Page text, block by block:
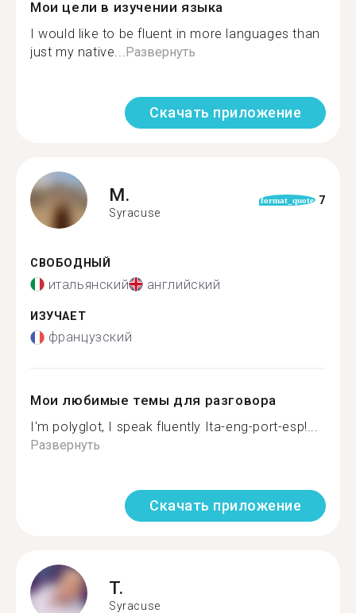
Мои цели в изучении языка
I would like to be fluent in more languages than
just my native...Развернуть
Скачать приложение
M.
Syracuse
format_quote 7
СВОБОДНЫЙ
итальянский английский
ИЗУЧАЕТ
французский
Мои любимые темы для разговора
I'm polyglot, I speak fluently Ita-eng-port-esp!...
Развернуть
Скачать приложение
T.
Syracuse